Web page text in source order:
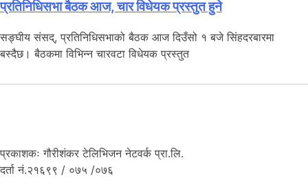
प्रतिनिधिसभा बैठक आज, चार विधेयक प्रस्तुत हुने
सङ्घीय संसद्, प्रतिनिधिसभाको बैठक आज दिउँसो १ बजे सिंहदरबारमा
बस्दैछ। बैठकमा विभिन्न चारवटा विधेयक प्रस्तुत
प्रकाशकः गौरीशंकर टेलिभिजन नेटवर्क प्रा.लि.
दर्ता नं.२१६९९ / ०७५ /०७६